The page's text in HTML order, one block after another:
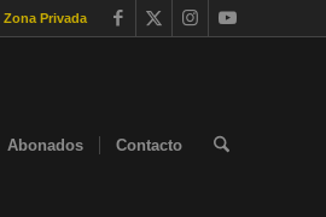
Zona Privada
Abonados Contacto